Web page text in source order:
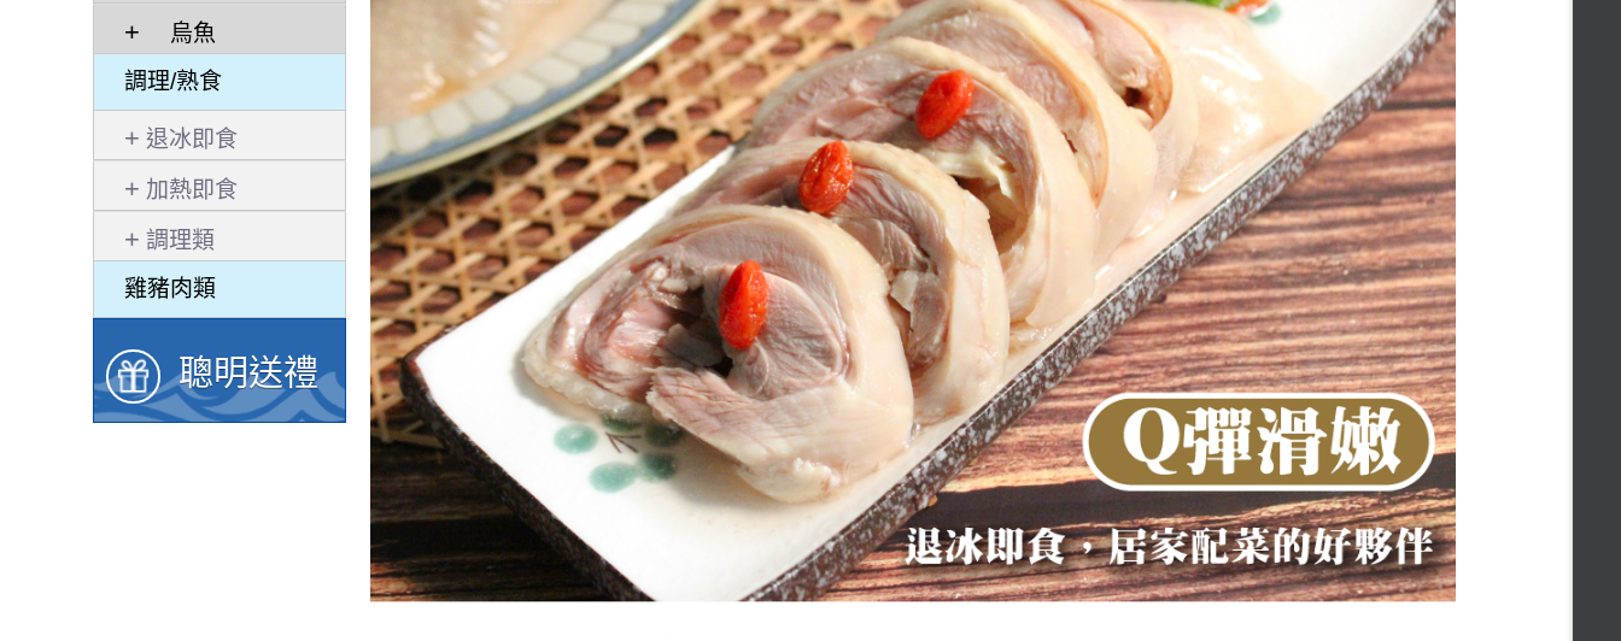
烏魚
調理/熟食
退冰即食
加熱即食
調理類
雞豬肉類
聰明送禮